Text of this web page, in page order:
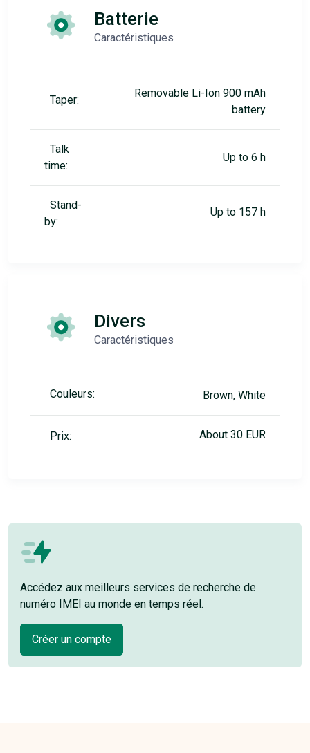
Batterie
Caractéristiques
Taper:
Removable Li-Ion 900 mAh
battery
Talk
time:
Up to 6 h
Stand-
by:
Up to 157 h
Divers
Caractéristiques
Couleurs: Brown, White
Prix: About 30 EUR
Accédez aux meilleurs services de recherche de
numéro IMEI au monde en temps réel.
Créer un compte